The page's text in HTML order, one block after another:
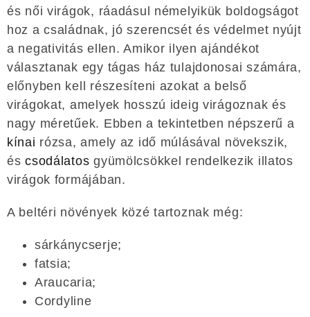
és női virágok, ráadásul némelyikük boldogságot
hoz a családnak, jó szerencsét és védelmet nyújt
a negativitás ellen. Amikor ilyen ajándékot
választanak egy tágas ház tulajdonosai számára,
előnyben kell részesíteni azokat a belső
virágokat, amelyek hosszú ideig virágoznak és
nagy méretűek. Ebben a tekintetben népszerű a
kínai rózsa, amely az idő múlásával növekszik,
éscsodálatos gyümölcsökkel rendelkezik illatos
virágok formájában.
A beltéri növények közé tartoznak még:
sárkánycserje;
fatsia;
Araucaria;
Cordyline